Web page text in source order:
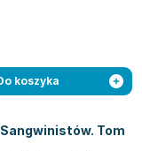
koszyka
Tom